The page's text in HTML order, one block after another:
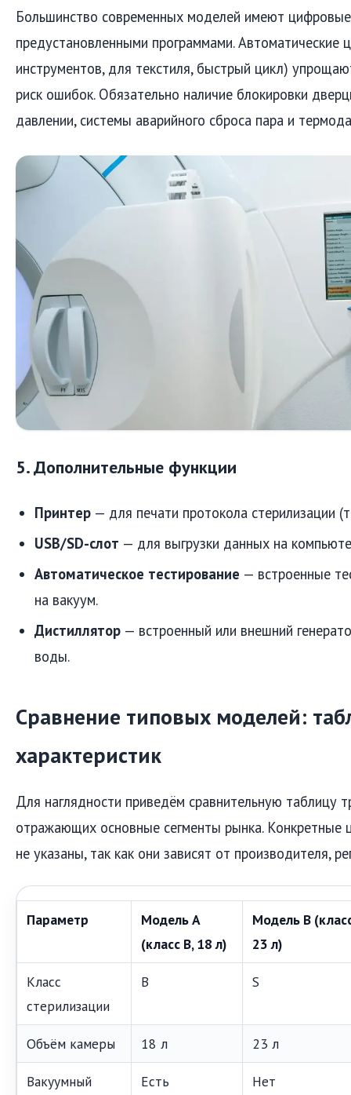
Большинство современных моделей имеют цифровые
предустановленными программами. Автоматические
инструментов, для текстиля, быстрый цикл)
риск ошибок. Обязательно наличие блокировки
давлении, системы аварийного сброса пара и
5. Дополнительные функции
Принтер — для печати протокола стерилизации
USB/SD-слот — для выгрузки данных на
Автоматическое тестирование — встроенные
на вакуум.
Дистиллятор — встроенный или внешний
воды.
Сравнение типовых моделей:
характеристик
Для наглядности приведём сравнительную таблицу
отражающих основные сегменты рынка. Конкретные
не указаны, так как они зависят от производителя,
Параметр
Модель A
(класс B, 18 л)
Модель B
23 л)
Класс
стерилизации
B S
Объём камеры 18 л 23 л
Вакуумный
Есть Нет